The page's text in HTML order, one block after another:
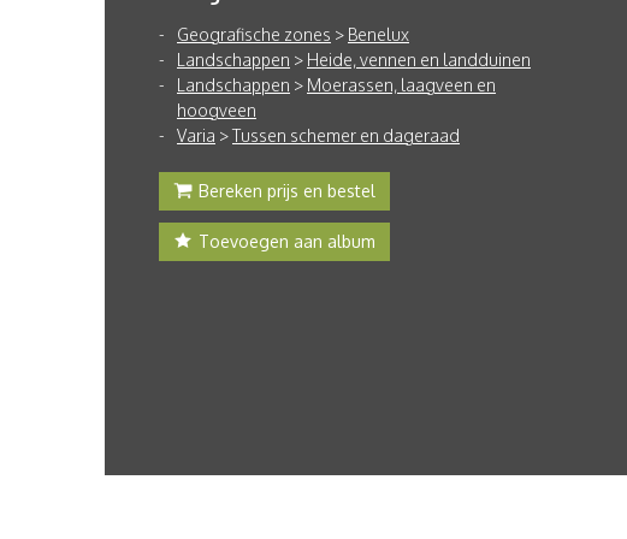
Geografische zones > Benelux
Landschappen > Heide, vennen en landduinen
Landschappen > Moerassen, laagveen en
hoogveen
Varia >Tussen schemer en dageraad
Bereken prijs en bestel
Toevoegen aan album